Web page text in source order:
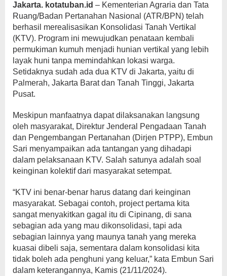
Jakarta. kotatuban.id – Kementerian Agraria dan Tata
Ruang/Badan Pertanahan Nasional (ATR/BPN) telah
berhasil merealisasikan Konsolidasi Tanah Vertikal
(KTV). Program ini mewujudkan penataan kembali
permukiman kumuh menjadi hunian vertikal yang lebih
layak huni tanpa memindahkan lokasi warga.
Setidaknya sudah ada dua KTV di Jakarta, yaitu di
Palmerah, Jakarta Barat dan Tanah Tinggi, Jakarta
Pusat.
Meskipun manfaatnya dapat dilaksanakan langsung
oleh masyarakat, Direktur Jenderal Pengadaan Tanah
dan Pengembangan Pertanahan (Dirjen PTPP), Embun
Sari menyampaikan ada tantangan yang dihadapi
dalam pelaksanaan KTV. Salah satunya adalah soal
keinginan kolektif dari masyarakat setempat.
“KTV ini benar-benar harus datang dari keinginan
masyarakat. Sebagai contoh, project pertama kita
sangat menyakitkan gagal itu di Cipinang, di sana
sebagian ada yang mau dikonsolidasi, tapi ada
sebagian lainnya yang maunya tanah yang mereka
kuasai dibeli saja, sementara dalam konsolidasi kita
tidak boleh ada penghuni yang keluar,” kata Embun Sari
dalam keterangannya, Kamis (21/11/2024).